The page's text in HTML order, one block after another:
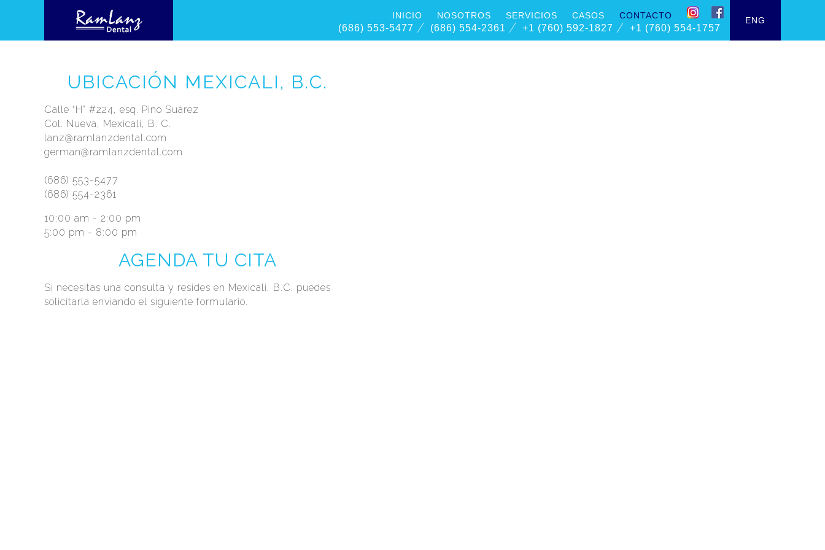
INICIO NOSOTROS SERVICIOS CASOS CONTACTO ENG
(686) 553-5477 / (686) 554-2361 / +1 (760) 592-1827 / +1 (760) 554-1757
UBICACIÓN MEXICALI, B.C.
Calle “H” #224, esq. Pino Suárez
Col. Nueva, Mexicali, B. C.
lanz@ramlanzdental.com
german@ramlanzdental.com
(686) 553-5477
(686) 554-2361
10:00 am - 2:00 pm
5:00 pm - 8:00 pm
AGENDA TU CITA
Si necesitas una consulta y resides en Mexicali, B.C. puedes
solicitarla enviando el siguiente formulario.